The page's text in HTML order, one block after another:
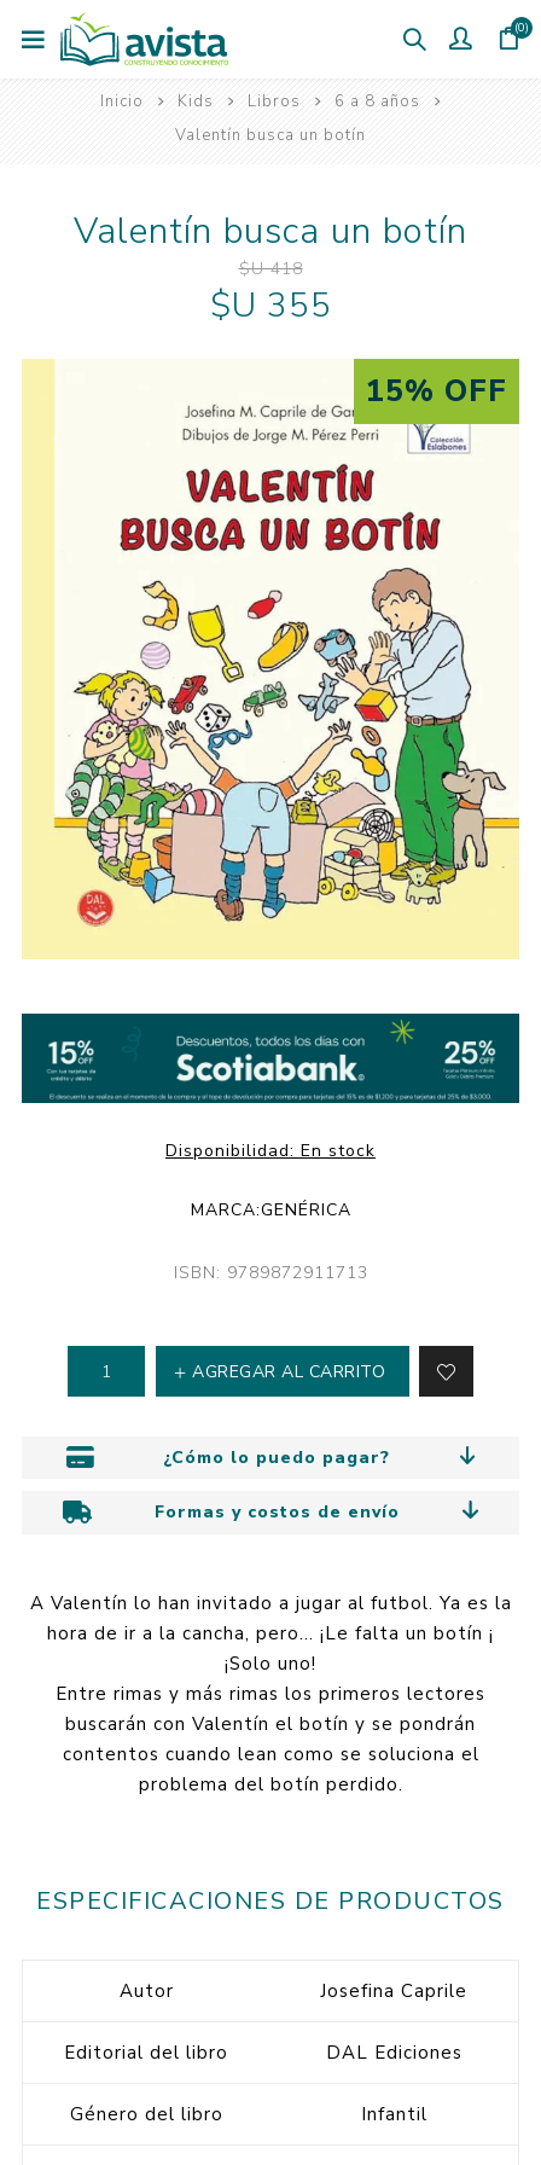
(0)
Inicio Kids Libros
6 a 8 años
Valentín busca un botín
15% OFF
Valentín busca un botín
$U 418
$U 355
Disponibilidad: En stock
MARCA:GENÉRICA
ISBN: 9789872911713
AGREGAR AL CARRITO
¿Cómo lo puedo pagar?
Formas y costos de envío
A Valentín lo han invitado a jugar al futbol. Ya es la
hora de ir a la cancha, pero… ¡Le falta un botín ¡
¡Solo uno!
Entre rimas y más rimas los primeros lectores
buscarán con Valentín el botín y se pondrán
contentos cuando lean como se soluciona el
problema del botín perdido.
ESPECIFICACIONES DE PRODUCTOS
Autor Josefina Caprile
Editorial del libro DAL Ediciones
Género del libro Infantil